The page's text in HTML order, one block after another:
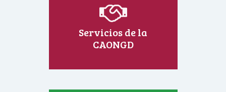
Servicios de la
CAONGD